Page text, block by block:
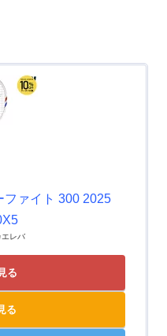
ファイト 300 2025
エレバ
る
る